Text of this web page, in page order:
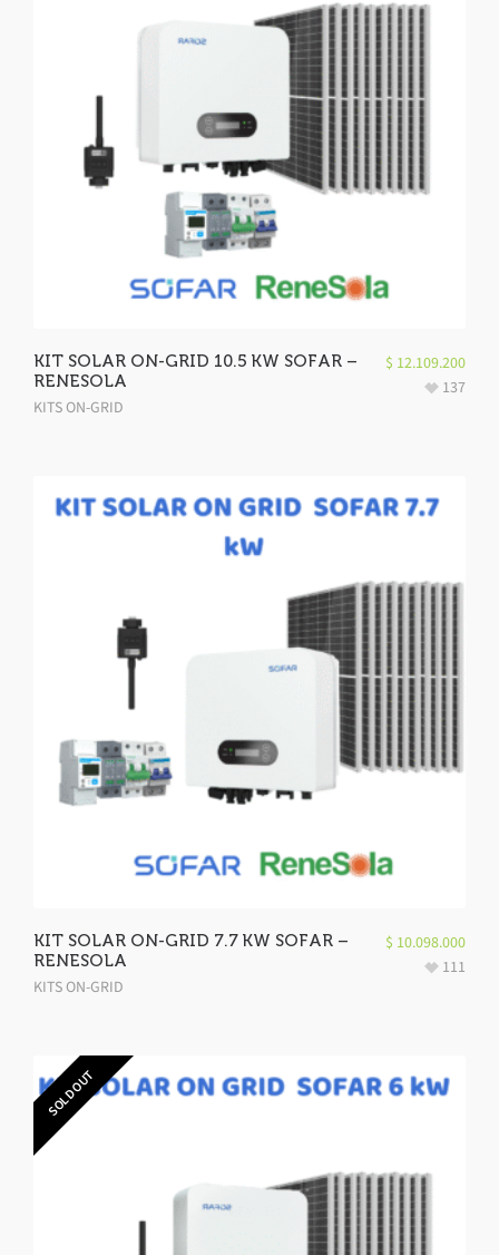
KIT SOLAR ON-GRID 10.5 KW SOFAR –
RENESOLA
KITS ON-GRID
$ 12.109.200
137
KIT SOLAR ON-GRID 7.7 KW SOFAR –
RENESOLA
KITS ON-GRID
$ 10.098.000
111
SOLD OUT